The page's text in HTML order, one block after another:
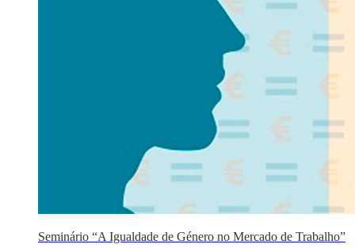
Seminário “A Igualdade de Género no Mercado de Trabalho”